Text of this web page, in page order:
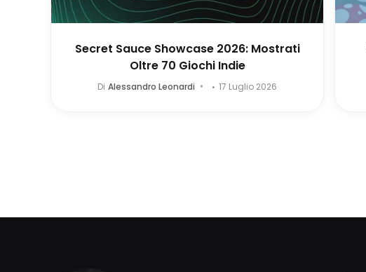
Secret Sauce Showcase 2026: Mostrati
Oltre 70 Giochi Indie
Di Alessandro Leonardi 17 Luglio 2026